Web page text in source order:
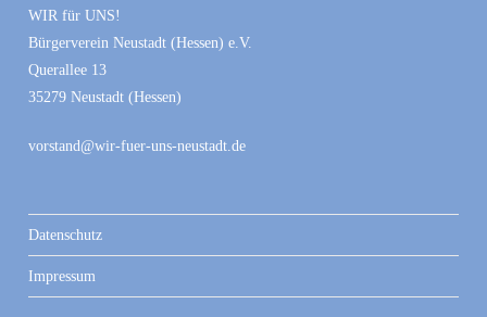
WIR für UNS!
Bürgerverein Neustadt (Hessen) e.V.
Querallee 13
35279 Neustadt (Hessen)
vorstand@wir-fuer-uns-neustadt.de
Datenschutz
Impressum